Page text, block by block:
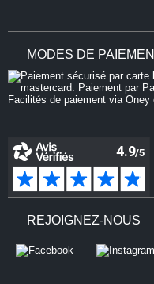
Vos préférences
nos services, pour
MODES DE
REJOIGNEZ-NOUS